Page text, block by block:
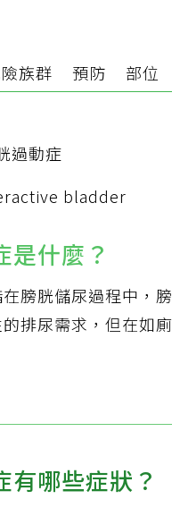
族群 預防 部位
過動症
bladder
是什麼？
膀胱儲尿過程中，
排尿需求，但在如
有哪些症狀？